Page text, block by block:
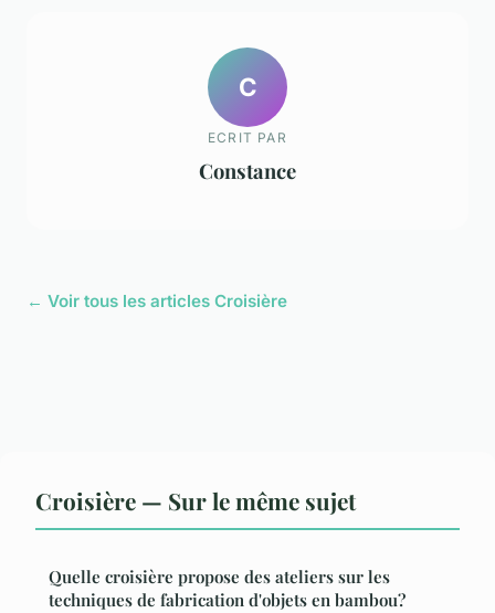
C
ECRIT PAR
Constance
← Voir tous les articles Croisière
Croisière — Sur le même sujet
Quelle croisière propose des ateliers sur les
techniques de fabrication d'objets en bambou?